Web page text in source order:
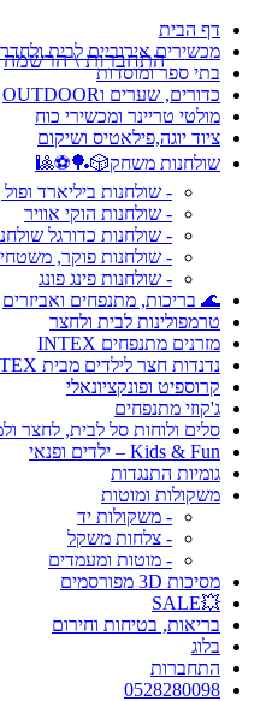
דף הבית
מכשירים אירוביים לבית
בתי ספר ומוסדות
כדורים, שערים וOUTDOOR
מולטי טריינר ומכשירי כוח
ציוד יוגה,פילאטיס ושיקום
שולחנות משחק🎲🏓⚽🎱
- שולחנות ביליארד
- שולחנות הוקי אוויר
- שולחנות כדורגל
- שולחנות פוקר,
- שולחנות פינג פונג
🌊 בריכות, מתנפחים ואביזרים
טרמפולינות לבית ולחצר
מזרנים מתנפחים INTEX
נדנדות חצר לילדים מבית INTEX
קרוספיט ופונקציונאלי
ג'קוזי מתנפחים
סלים ולוחות סל לבית, לחצר
Kids & Fun – ילדים ופנאי
גומיות התנגדות
משקולות ומוטות
- משקולות יד
- צלחות משקל
- מוטות ומעמדים
מסיכות 3D מפורסמים
💥SALE
בריאות, בטיחות וחירום
בלוג
התחברות
0528280098
התחברות \ הרשמה